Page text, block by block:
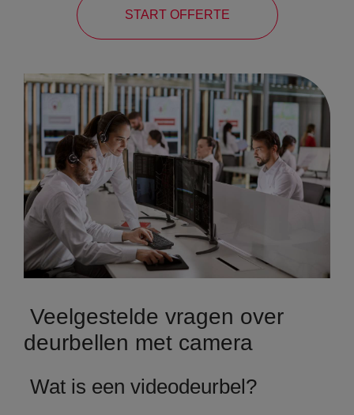
START OFFERTE
Veelgestelde vragen over
deurbellen met camera
Wat is een videodeurbel?